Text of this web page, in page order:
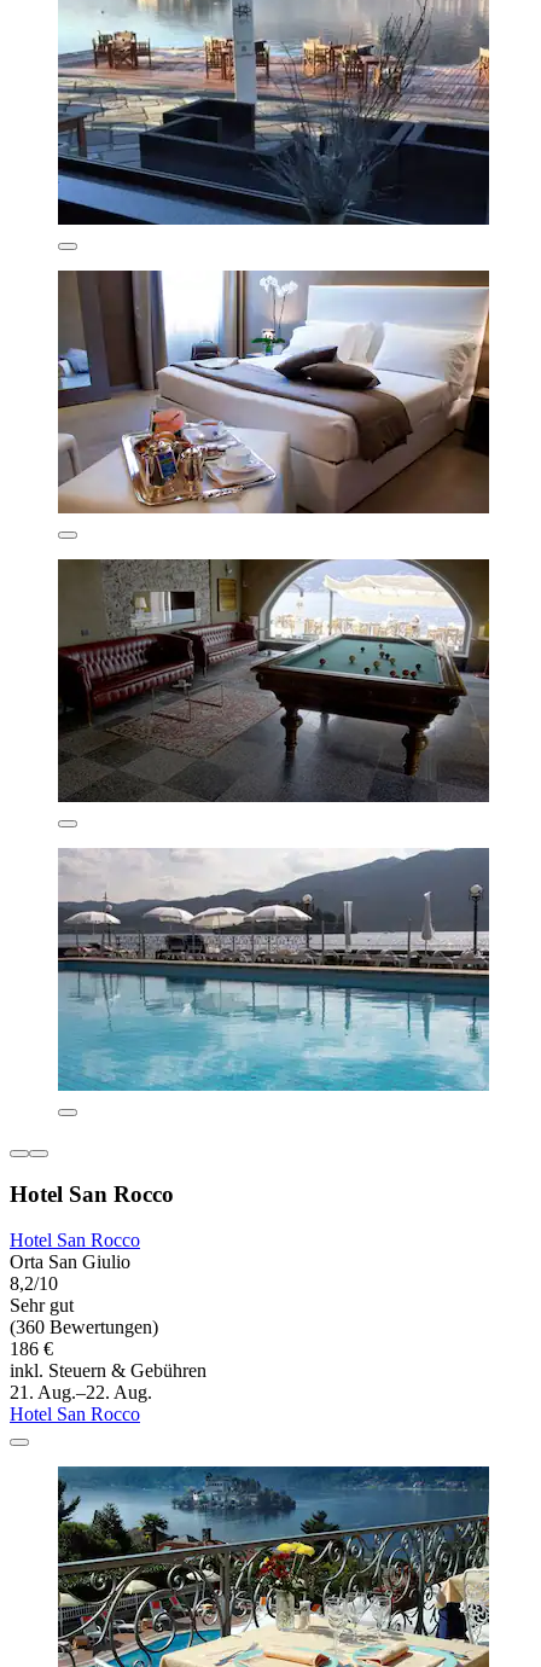
Hotel San Rocco
Hotel San Rocco
Orta San Giulio
8,2/10
Sehr gut
(360 Bewertungen)
186 €
inkl. Steuern & Gebühren
21. Aug.–22. Aug.
Hotel San Rocco